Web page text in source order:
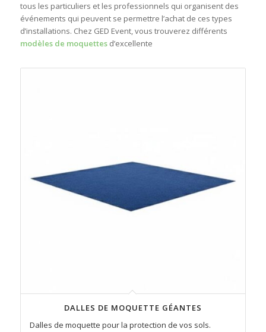
tous les particuliers et les professionnels qui organisent des
événements qui peuvent se permettre l’achat de ces types
d’installations. Chez GED Event, vous trouverez différents
modèles de moquettesd’excellente
DALLES DE MOQUETTE GÉANTES
Dalles de moquette pour la protection de vos sols.